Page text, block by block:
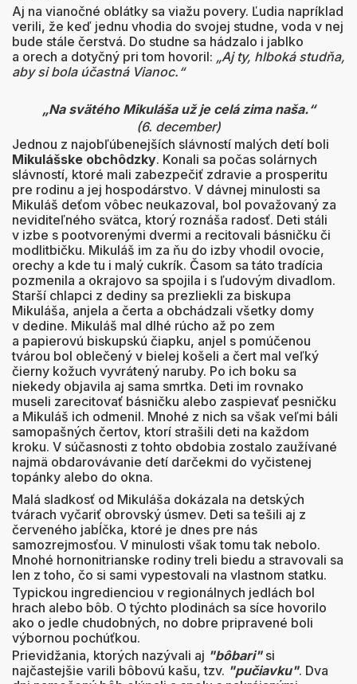
Aj na vianočné oblátky sa viažu povery. Ľudia napríklad
verili, že keď jednu vhodia do svojej studne, voda v nej
bude stále čerstvá. Do studne sa hádzalo i jablko
a orech a dotyčný pri tom hovoril: „Aj ty, hlboká studňa,
aby si bola účastná Vianoc.“
„Na svätého Mikuláša už je celá zima naša.“
(6. december)
Jednou z najobľúbenejších slávností malých detí boli
Mikulášske obchôdzky. Konali sa počas solárnych
slávností, ktoré mali zabezpečiť zdravie a prosperitu
pre rodinu a jej hospodárstvo. V dávnej minulosti sa
Mikuláš deťom vôbec neukazoval, bol považovaný za
neviditeľného svätca, ktorý roznáša radosť. Deti stáli
v izbe s pootvorenými dvermi a recitovali básničku či
modlitbičku. Mikuláš im za ňu do izby vhodil ovocie,
orechy a kde tu i malý cukrík. Časom sa táto tradícia
pozmenila a okrajovo sa spojila i s ľudovým divadlom.
Starší chlapci z dediny sa prezliekli za biskupa
Mikuláša, anjela a čerta a obchádzali všetky domy
v dedine. Mikuláš mal dlhé rúcho až po zem
a papierovú biskupskú čiapku, anjel s pomúčenou
tvárou bol oblečený v bielej košeli a čert mal veľký
čierny kožuch vyvrátený naruby. Po ich boku sa
niekedy objavila aj sama smrtka. Deti im rovnako
museli zarecitovať básničku alebo zaspievať pesničku
a Mikuláš ich odmenil. Mnohé z nich sa však veľmi báli
samopašných čertov, ktorí strašili deti na každom
kroku. V súčasnosti z tohto obdobia zostalo zaužívané
najmä obdarovávanie detí darčekmi do vyčistenej
topánky alebo do okna.
Malá sladkosť od Mikuláša dokázala na detských
tvárach vyčariť obrovský úsmev. Deti sa tešili aj z
červeného jabĺčka, ktoré je dnes pre nás
samozrejmosťou. V minulosti však tomu tak nebolo.
Mnohé hornonitrianske rodiny treli biedu a stravovali sa
len z toho, čo si sami vypestovali na vlastnom statku.
Typickou ingredienciou v regionálnych jedlách bol
hrach alebo bôb. O týchto plodinách sa síce hovorilo
ako o jedle chudobných, no dobre pripravené boli
výbornou pochúťkou.
Prievidžania, ktorých nazývali aj "bôbari"si
najčastejšie varili bôbovú kašu, tzv. "pučiavku". Dva